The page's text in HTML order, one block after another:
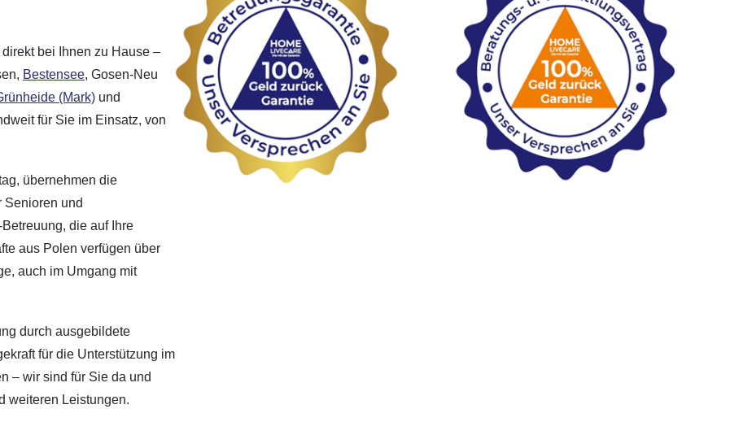
bei Ihnen zu Hause –
Bestensee, Gosen-Neu
(Mark) und
für Sie im Einsatz, von
übernehmen die
Senioren und
die auf Ihre
aus Polen verfügen über
auch im Umgang mit
durch ausgebildete
für die Unterstützung im
– wir sind für Sie da und
weiteren Leistungen.